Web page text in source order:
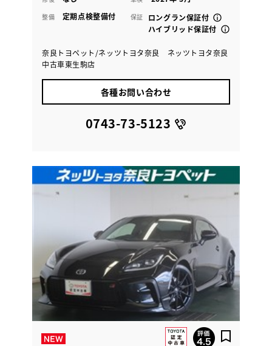
整備 定期点検整備付 保証
ロングラン保証付
ハイブリッド保証付
奈良トヨペット/ネッツトヨタ奈良 ネッツトヨタ奈良
中古車東生駒店
各種お問い合わせ
0743-73-5123